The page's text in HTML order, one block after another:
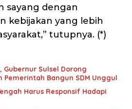
sayang dengan
kebijakan yang lebih
tutupnya. (*)
Gubernur Sulsel Dorong
Pemerintah Bangun SDM Unggul
Harus Responsif Hadapi